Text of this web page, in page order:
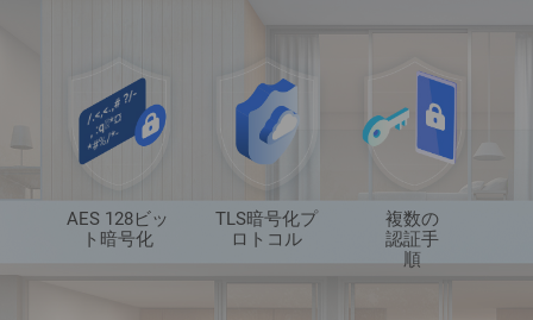
AES 128ビッ
ト暗号化
TLS暗号化プ
ロトコル
複数の
認証手
順